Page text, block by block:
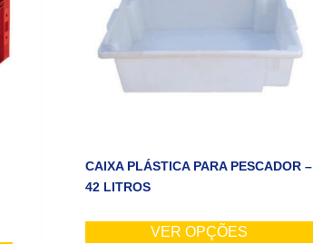
CAIXA PLÁSTICA PARA PESCADOR –
42 LITROS
VER OPÇÕES